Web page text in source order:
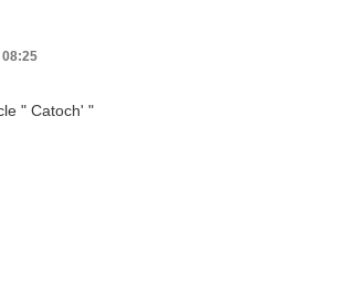
08:25